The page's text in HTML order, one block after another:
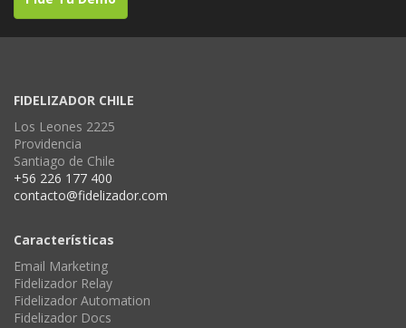
FIDELIZADOR CHILE
Los Leones 2225
Providencia
Santiago de Chile
+56 226 177 400
contacto@fidelizador.com
Características
Email Marketing
Fidelizador Relay
Fidelizador Automation
Fidelizador Docs